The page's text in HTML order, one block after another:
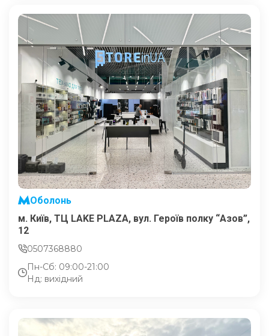
Оболонь
м. Київ, ТЦ LAKE PLAZA, вул. Героїв полку “Азов”,
12
0507368880
Пн-Сб: 09:00-21:00
Нд: вихідний